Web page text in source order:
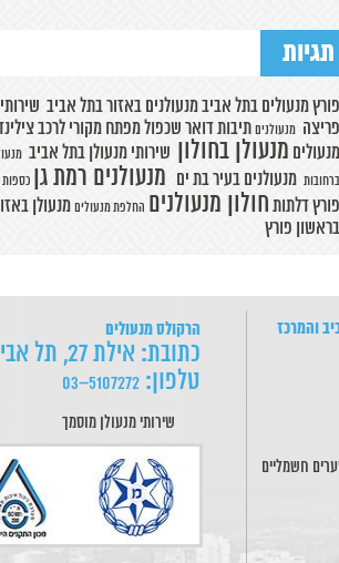
תגיות
פורץ מנעולים בתל אביבמנעולנים באזור בתל אביב שירותי
פריצה מנעולנים תיבות דואר שכפול מפתח מקורי לרכב
מנעולים מנעולן בחולון שירותי מנעולן בתל אביב
ברחובות מנעולנים בעיר בת ים מנעולנים רמת גן כספות
פורץ דלתות חולון מנעולנים החלפת מנעולים מנעולן
בראשון פורץ
והמרכז
חשמליים
הרקולס מנעולים
כתובת: אילת 27, תל אביב
טלפון: 5107272–03
שירותי מנעולן מוסמך